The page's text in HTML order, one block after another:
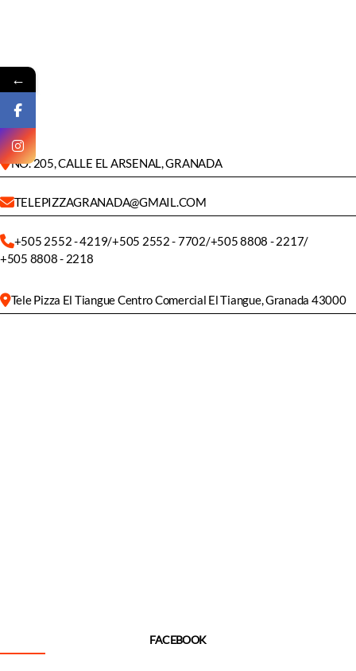
NO. 205, CALLE EL ARSENAL, GRANADA
TELEPIZZAGRANADA@GMAIL.COM
+505 2552 - 4219/+505 2552 - 7702/+505 8808 - 2217/
+505 8808 - 2218
Tele Pizza El Tiangue Centro Comercial El Tiangue, Granada 43000
FACEBOOK
←